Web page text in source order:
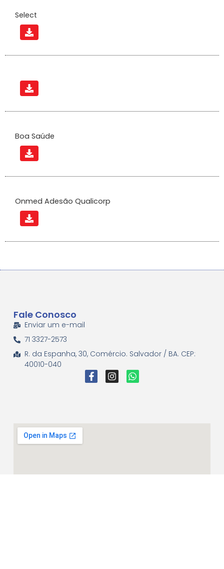
Select
Boa Saúde
Onmed Adesão Qualicorp
Fale Conosco
Enviar um e-mail
71 3327-2573
R. da Espanha, 30, Comércio. Salvador / BA. CEP:
40010-040